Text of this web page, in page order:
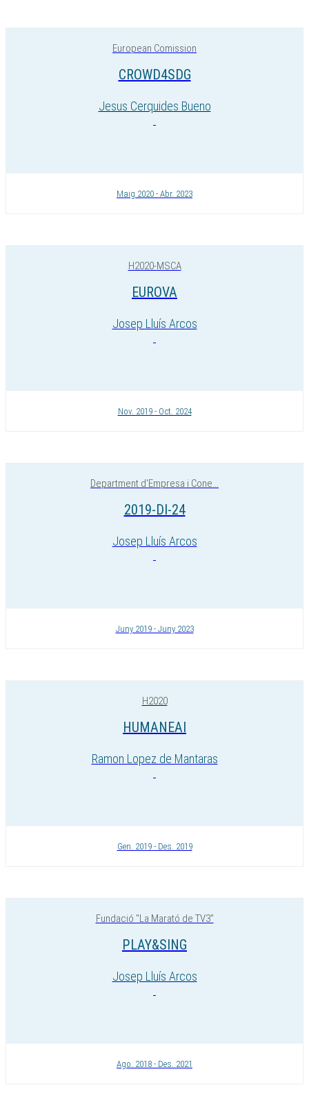
European Comission
CROWD4SDG
Jesus Cerquides Bueno
Maig 2020 - Abr. 2023
H2020-MSCA
EUROVA
Josep Lluís Arcos
Nov. 2019 - Oct. 2024
Department d'Empresa i Cone...
2019-DI-24
Josep Lluís Arcos
Juny 2019 - Juny 2023
H2020
HUMANEAI
Ramon Lopez de Mantaras
Gen. 2019 - Des. 2019
Fundació "La Marató de TV3"
PLAY&SING
Josep Lluís Arcos
Ago. 2018 - Des. 2021